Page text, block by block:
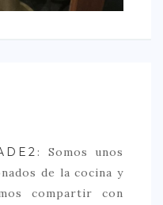
: Somos unos
de la cocina y
compartir con